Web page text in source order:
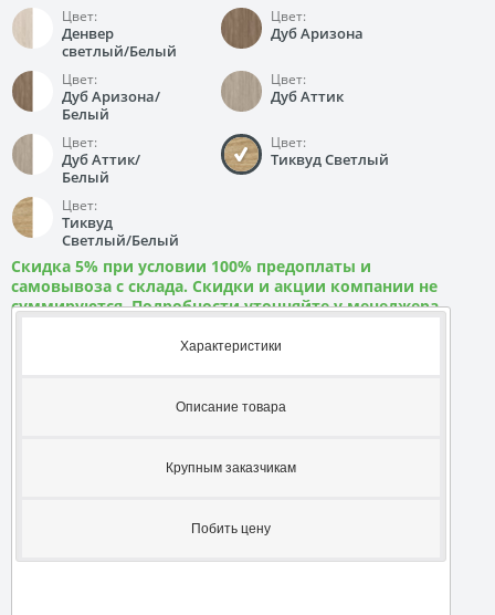
Цвет:
Денвер
светлый/Белый
Цвет:
Дуб Аризона
Цвет:
Дуб Аризона/
Белый
Цвет:
Дуб Аттик
Цвет:
Дуб Аттик/
Белый
Цвет:
Тиквуд Светлый
Цвет:
Тиквуд
Светлый/Белый
Скидка 5% при условии 100% предоплаты и
самовывоза с склада. Скидки и акции компании не
суммируются. Подробности уточняйте у менеджера
Характеристики
Описание товара
Крупным заказчикам
Побить цену